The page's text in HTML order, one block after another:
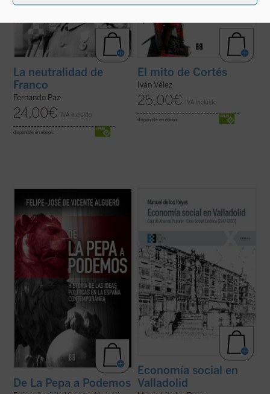
La neutralidad de
Franco
Fernando Paz
24,00€ IVA incluido
disponible en ebook:
El mito de Cortés
Iván Vélez
25,00€ IVA incluido
disponible en ebook:
Este libro recorre de una manera rigurosa,
didáctica y asequible a un público amplio,
las grandes ideas políticas que han
configurado España desde las Cortes de
Cádiz hasta la actualidad, desde la
irrupción inicial del liberalismo hasta ...
ficha)
De La Pepa a Podemos
Casa Social Católica de Valladolid (1881-
1946), una aportación singular y necesaria
a la historia de la Iglesia y ciudad de
permitiendo al lector caer ...
Economía social en
Valladolid